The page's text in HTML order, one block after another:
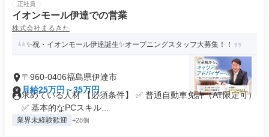
正社員
イオンモール伊達での営業
株式会社まるきた
✨祝・イオンモール伊達誕生✨オープニングスタッフ大募集！！
〒960-0406福島県伊達市
月給25万円～35万円
求めている人材 【必須条件】 ✅ 普通自動車免許（AT限定可）
✅ 基本的なPCスキル...
業界未経験歓迎 +28個